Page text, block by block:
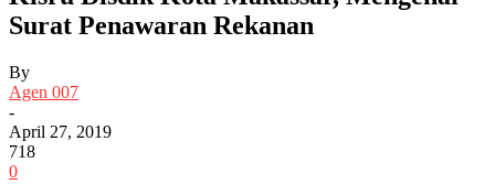
Surat Penawaran Rekanan
By
Agen 007
-
April 27, 2019
718
0